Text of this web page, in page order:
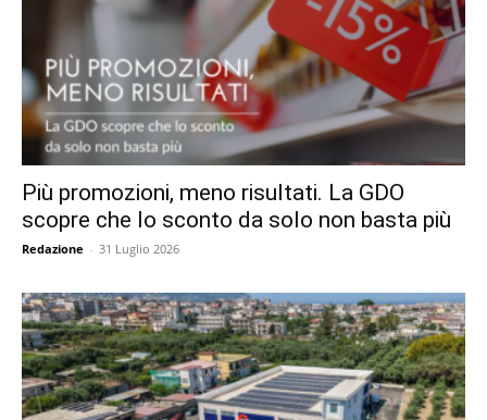
Più promozioni, meno risultati. La GDO
scopre che lo sconto da solo non basta più
Redazione - 31 Luglio 2026